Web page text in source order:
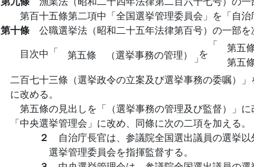
第百十五條第二項中「全国選挙管理委員会」を「自治
第十條 公職選挙法（昭和二十五年法律第百号）の一部を
目次中 「 第五條 （選挙事務の管理） 」を
「
第五
第五
二百七十三條（選挙政令の立案及び選挙事務の委嘱）
に改める。
第五條の見出しを「（選挙事務の管理及び監督）」
「中央選挙管理会」に改め、同條に次の二項を加える。
２ 自治庁長官は、参議院全国選出議員の選挙
選挙管理委員会を指揮監督する。